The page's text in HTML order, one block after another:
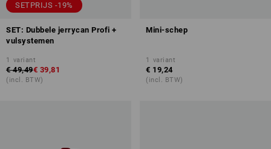
SETPRIJS -19%
SET: Dubbele jerrycan Profi +
vulsystemen
1 variant
€ 49,49€ 39,81
(incl. BTW)
Mini-schep
1 variant
€ 19,24
(incl. BTW)